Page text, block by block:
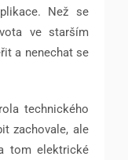
Než se
ve starším
a nenechat se
technického
zachovale, ale
tom elektrické